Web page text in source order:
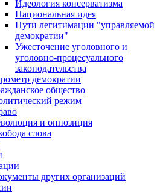
Идеология консерватизма
Национальная идея
Пути легитимации "управляемой
демократии"
Ужесточение уголовного и
уголовно-процесуального
законодательства
демократии
общество
режим
и оппозиция
слова
других организаций